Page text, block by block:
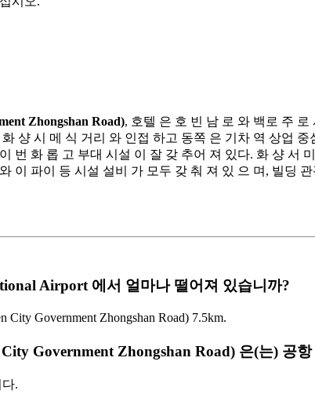
Zhongshan Road), 호텔 은 호 빈 남 로 와 백로 주
샹 시 메 식 거리 와 인접 하고 동쪽 은 기차 역 상업
번 화 롭 고 부대 시설 이 잘 갖 추어 져 있다. 화 샹 서
이 파이 등 시설 설비 가 모두 갖 춰 져 있 으 며, 빌딩
Airport 에서 얼마나 떨어져 있습니까?
City Government Zhongshan Road) 7.5km.
Government Zhongshan Road) 은(는) 공
.